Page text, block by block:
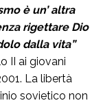
è un’ altra
rigettare Dio
dalla vita”
II ai giovani
La libertà
sovietico non